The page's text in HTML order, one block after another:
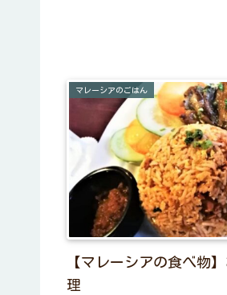
マレーシアのごはん
【マレーシアの食べ物
理